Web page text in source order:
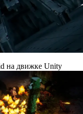
на движке Unity